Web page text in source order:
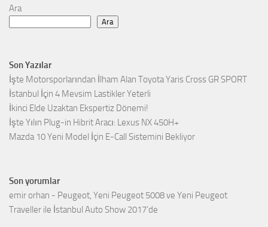
Ara
Ara
Son Yazılar
İşte Motorsporlarından İlham Alan Toyota Yaris Cross GR SPORT
İstanbul İçin 4 Mevsim Lastikler Yeterli
İkinci Elde Uzaktan Ekspertiz Dönemi!
İşte Yılın Plug-in Hibrit Aracı: Lexus NX 450H+
Mazda 10 Yeni Model İçin E-Call Sistemini Bekliyor
Son yorumlar
emir orhan - Peugeot, Yeni Peugeot 5008 ve Yeni Peugeot
Traveller ile İstanbul Auto Show 2017’de